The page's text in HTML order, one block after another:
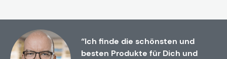
“Ich finde die schönsten und
besten Produkte für Dich und